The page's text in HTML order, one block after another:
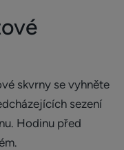
skvrny se vyhněte
sezení
Hodinu před